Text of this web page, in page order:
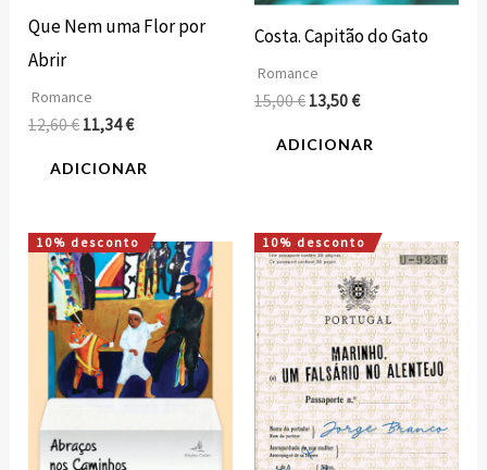
Que Nem uma Flor por
Abrir
Romance
12,60€ 11,34€
ADICIONAR
Costa. Capitão do Gato
Romance
15,00€ 13,50€
ADICIONAR
10% desconto
O
preço
original
era:
12,00 €.
O
preço
atual
é:
10,80 €.
10% desconto
O
preço
original
era:
16,00 €.
O
preço
atual
é:
14,40 €.